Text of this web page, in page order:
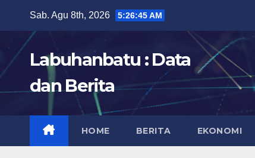
content
Sab. Agu 8th, 2026 5:26:46 AM
Labuhanbatu : Data
dan Berita
HOME BERITA EKONOMI